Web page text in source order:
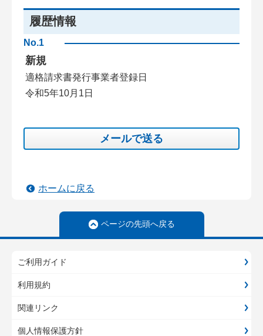
履歴情報
No.1
新規
適格請求書発行事業者登録日
令和5年10月1日
メールで送る
ホームに戻る
ページの先頭へ戻る
ご利用ガイド
利用規約
関連リンク
個人情報保護方針